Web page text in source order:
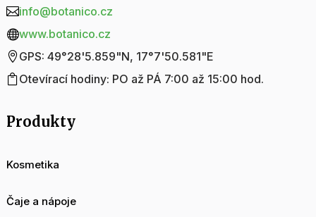
info@botanico.cz
www.botanico.cz
GPS: 49°28'5.859"N, 17°7'50.581"E
Otevírací hodiny: PO až PÁ 7:00 až 15:00 hod.
Produkty
Kosmetika
Čaje a nápoje